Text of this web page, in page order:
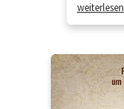
weiterlesen